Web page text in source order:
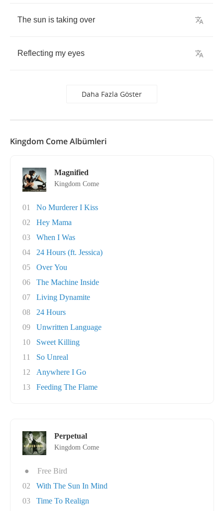
The sun is taking over
Reflecting my eyes
Daha Fazla Göster
Kingdom Come Albümleri
Magnified
Kingdom Come
01
No Murderer I Kiss
02
Hey Mama
03
When I Was
04
24 Hours (ft. Jessica)
05
Over You
06
The Machine Inside
07
Living Dynamite
08
24 Hours
09
Unwritten Language
10
Sweet Killing
11
So Unreal
12
Anywhere I Go
13
Feeding The Flame
Perpetual
Kingdom Come
●
Free Bird
02
With The Sun In Mind
03
Time To Realign